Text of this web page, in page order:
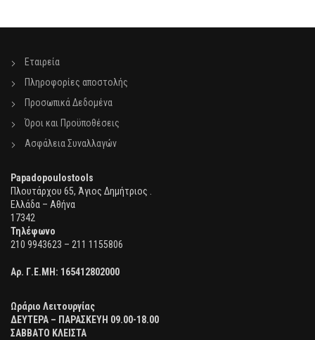
Εταιρεία
Πληροφορίες αποστολής
Προσωπικά Δεδομένα
Όροι και Προϋποθέσεις
Ασφάλεια Συναλλαγών
Papadopoulostools
Πλουτάρχου 65, Άγιος Δημήτριος .
Ελλάδα – Αθήνα
17342
Τηλέφωνο
210 9943623 – 211 1155806
Αρ. Γ.Ε.ΜΗ: 165412802000
Ωράριο Λειτουργίας
ΔΕΥΤΕΡΑ – ΠΑΡΑΣΚΕΥΗ 09.00-18.00
ΣΑΒΒΑΤΟ ΚΛΕΙΣΤΑ